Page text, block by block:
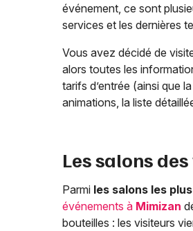
événement, ce sont
services et les dernières
Vous avez décidé de
alors toutes les
tarifs d’entrée (ainsi que
animations, la liste
Les salons
Parmi les salons les
événements à Mimizan
bouteilles : les visiteurs